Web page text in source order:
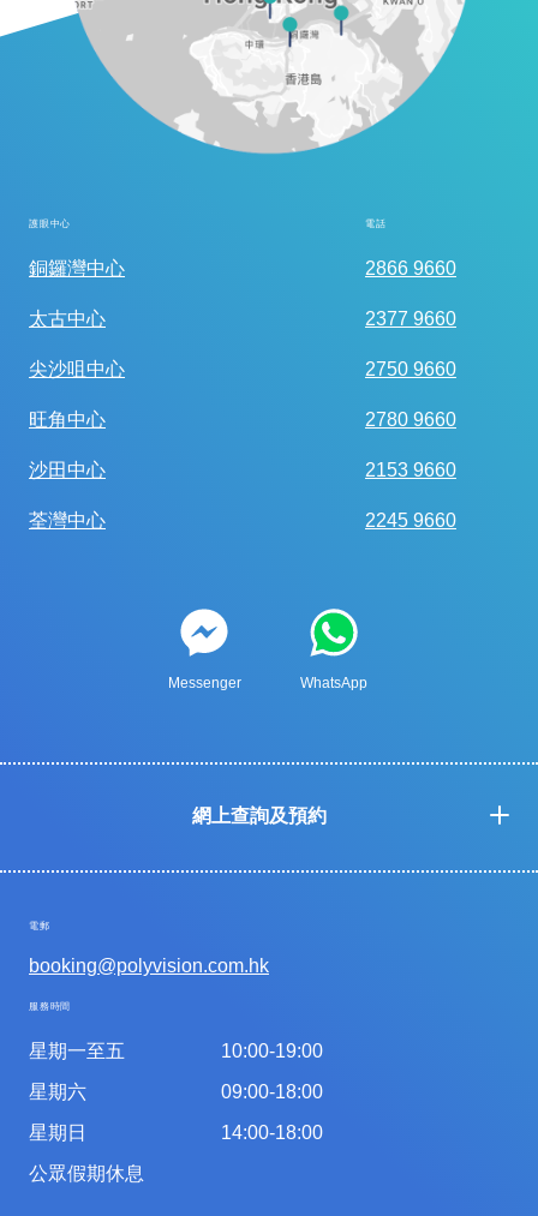
護眼中心 電話
銅鑼灣中心 2866 9660
太古中心 2377 9660
尖沙咀中心 2750 9660
旺角中心 2780 9660
沙田中心 2153 9660
荃灣中心 2245 9660
Messenger WhatsApp
網上查詢及預約
電郵
booking@polyvision.com.hk
服務時間
星期一至五
星期六
星期日
公眾假期休息
10:00-19:00
09:00-18:00
14:00-18:00